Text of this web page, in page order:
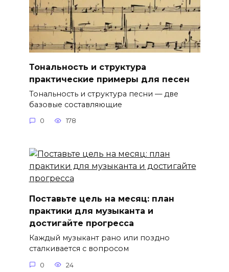
Тональность и структура
практические примеры для песен
Тональность и структура песни — две
базовые составляющие
0 178
Поставьте цель на месяц: план
практики для музыканта и
достигайте прогресса
Каждый музыкант рано или поздно
сталкивается с вопросом
0 24